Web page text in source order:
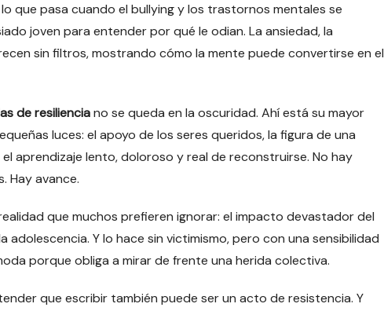
que pasa cuando el bullying y los trastornos mentales se
joven para entender por qué le odian. La ansiedad, la
sin filtros, mostrando cómo la mente puede convertirse en el
de resilienciano se queda en la oscuridad. Ahí está su mayor
luces: el apoyo de los seres queridos, la figura de una
aprendizaje lento, doloroso y real de reconstruirse. No hay
Hay avance.
que muchos prefieren ignorar: el impacto devastador del
adolescencia. Y lo hace sin victimismo, pero con una sensibilidad
porque obliga a mirar de frente una herida colectiva.
que escribir también puede ser un acto de resistencia. Y